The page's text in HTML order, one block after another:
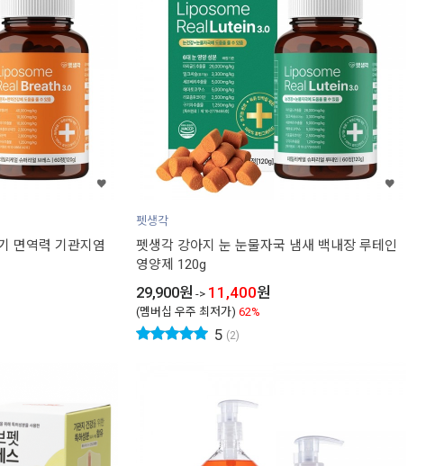
면역력 기관지염
펫생각
펫생각 강아지 눈 눈물자국 냄새 백내장 루테인
영양제 120g
29,900원 -> 11,400원
(멤버십 우주 최저가) 62%
5 (2)